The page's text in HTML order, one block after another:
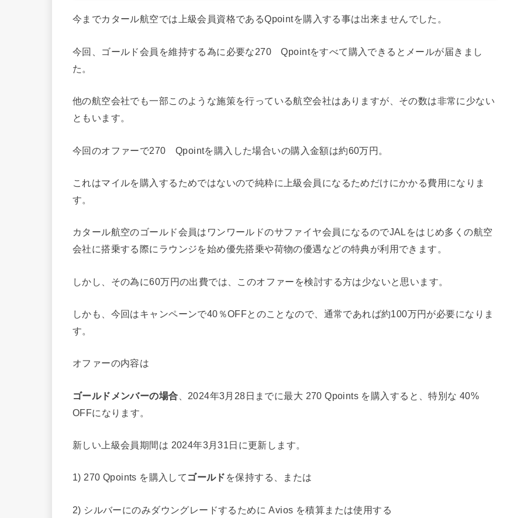
今までカタール航空では上級会員資格であるQpointを購入する事は出来ませんでした。
今回、ゴールド会員を維持する為に必要な270 Qpointをすべて購入できるとメールが届きまし
た。
他の航空会社でも一部このような施策を行っている航空会社はありますが、その数は非常に少ない
ともいます。
今回のオファーで270 Qpointを購入した場合いの購入金額は約60万円。
これはマイルを購入するためではないので純粋に上級会員になるためだけにかかる費用になりま
す。
カタール航空のゴールド会員はワンワールドのサファイヤ会員になるのでJALをはじめ多くの航空
会社に搭乗する際にラウンジを始め優先搭乗や荷物の優遇などの特典が利用できます。
しかし、その為に60万円の出費では、このオファーを検討する方は少ないと思います。
しかも、今回はキャンペーンで40％OFFとのことなので、通常であれば約100万円が必要になりま
す。
オファーの内容は
ゴールドメンバーの場合 、2024年3月28日までに最大 270 Qpoints を購入すると、特別な 40%
OFFになります。
新しい上級会員期間は 2024年3月31日に更新します。
1) 270 Qpoints を購入して ゴールド を保持する、または
2) シルバーにのみダウングレードするために Avios を積算または使用する